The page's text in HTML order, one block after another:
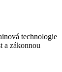
technologie
a zákonnou